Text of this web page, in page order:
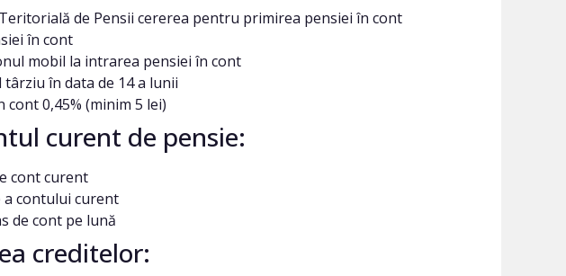
de Pensii cererea pentru primirea pensiei în cont
în cont
mobil la intrarea pensiei în cont
târziu în data de 14 a lunii
0,45% (minim 5 lei)
curent de pensie:
cont curent
a contului curent
de cont pe lună
creditelor: